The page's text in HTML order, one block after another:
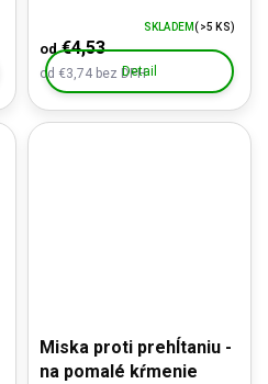
od €3,74 bez DPH
od€4,53
SKLADEM(>5 KS)
Detail
Miska proti prehĺtaniu -
na pomalé kŕmenie